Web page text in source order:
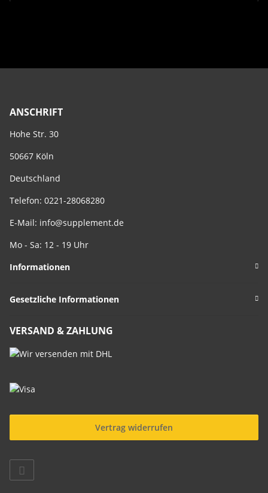
ANSCHRIFT
Hohe Str. 30
50667 Köln
Deutschland
Telefon: 0221-28068280
E-Mail: info@supplement.de
Mo - Sa: 12 - 19 Uhr
Informationen
Gesetzliche Informationen
VERSAND & ZAHLUNG
Vertrag widerrufen